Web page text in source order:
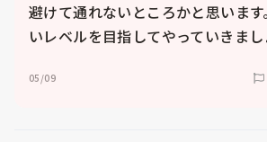
避けて通れないところかと思いま
いレベルを目指してやっていきまし
05/09